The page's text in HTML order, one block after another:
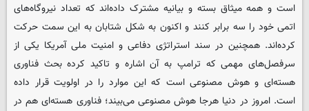
است و همه میثاق بسته و بیانیه مشترک داده‌اند که تعداد نیروگاه‌های
اتمی خود را سه برابر کنند و اکنون به شکل شتابان به این سمت حرکت
کرده‌اند. همچنین در سند استراتژی دفاعی و امنیت ملی آمریکا یکی از
سرفصل‌های مهمی که ترامپ به آن اشاره و تاکید کرده بحث فناوری
هسته‌ای و هوش مصنوعی است که این موارد را در اولویت قرار داده
است. امروز در دنیا هرجا هوش مصنوعی می‌بیند؛ فناوری هسته‌ای هم در